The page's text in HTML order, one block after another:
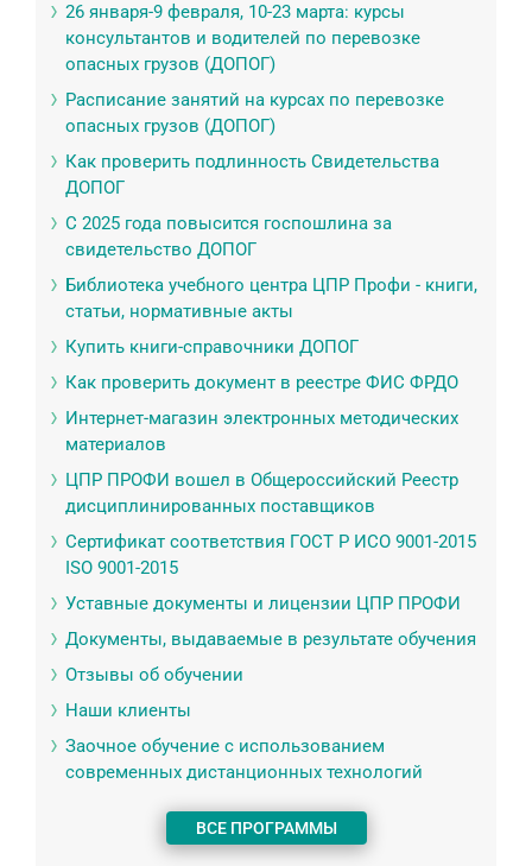
26 января-9 февраля, 10-23 марта: курсы
консультантов и водителей по перевозке
опасных грузов (ДОПОГ)
Расписание занятий на курсах по перевозке
опасных грузов (ДОПОГ)
Как проверить подлинность Свидетельства
ДОПОГ
С 2025 года повысится госпошлина за
свидетельство ДОПОГ
Библиотека учебного центра ЦПР Профи - книги,
статьи, нормативные акты
Купить книги-справочники ДОПОГ
Как проверить документ в реестре ФИС ФРДО
Интернет-магазин электронных методических
материалов
ЦПР ПРОФИ вошел в Общероссийский Реестр
дисциплинированных поставщиков
Сертификат соответствия ГОСТ Р ИСО 9001-2015
ISO 9001-2015
Уставные документы и лицензии ЦПР ПРОФИ
Документы, выдаваемые в результате обучения
Отзывы об обучении
Наши клиенты
Заочное обучение с использованием
современных дистанционных технологий
ВСЕ ПРОГРАММЫ